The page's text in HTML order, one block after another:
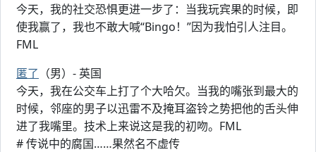
今天，我的社交恐惧更进一步了：当我玩宾果的时候，即
使我赢了，我也不敢大喊“Bingo！”因为我怕引人注目。
FML
匿了 （男）- 英国
今天，我在公交车上打了个大哈欠。当我的嘴张到最大的
时候，邻座的男子以迅雷不及掩耳盗铃之势把他的舌头伸
进了我嘴里。技术上来说这是我的初吻。FML
# 传说中的腐国……果然名不虚传